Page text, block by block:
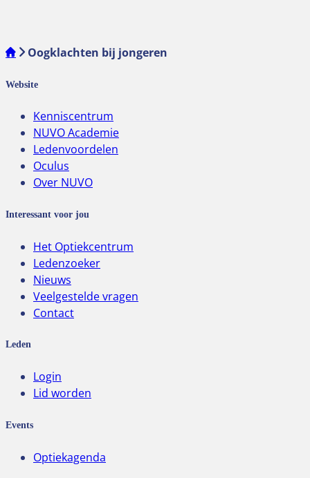
Oogklachten bij jongeren
Website
Kenniscentrum
NUVO Academie
Ledenvoordelen
Oculus
Over NUVO
Interessant voor jou
Het Optiekcentrum
Ledenzoeker
Nieuws
Veelgestelde vragen
Contact
Leden
Login
Lid worden
Events
Optiekagenda